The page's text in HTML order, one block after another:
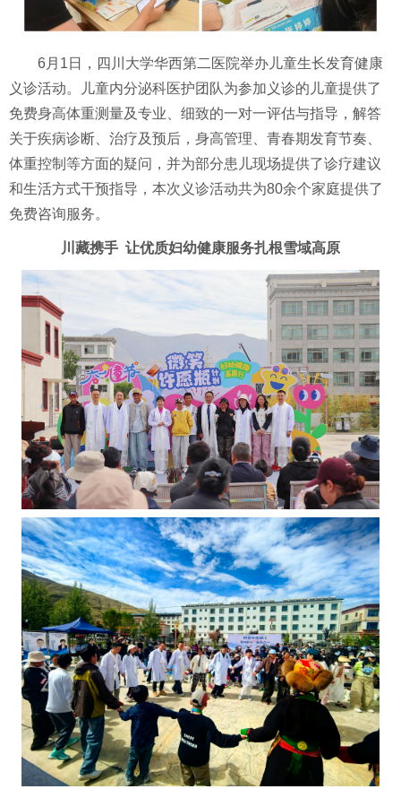
6月1日，四川大学华西第二医院举办儿童生长发育健康
义诊活动。儿童内分泌科医护团队为参加义诊的儿童提供了
免费身高体重测量及专业、细致的一对一评估与指导，解答
关于疾病诊断、治疗及预后，身高管理、青春期发育节奏、
体重控制等方面的疑问，并为部分患儿现场提供了诊疗建议
和生活方式干预指导，本次义诊活动共为80余个家庭提供了
免费咨询服务。
川藏携手 让优质妇幼健康服务扎根雪域高原